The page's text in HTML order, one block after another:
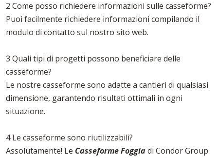
2 Come posso richiedere informazioni sulle casseforme?
Puoi facilmente richiedere informazioni compilando il
modulo di contatto sul nostro sito web.
3 Quali tipi di progetti possono beneficiare delle
casseforme?
Le nostre casseforme sono adatte a cantieri di qualsiasi
dimensione, garantendo risultati ottimali in ogni
situazione.
4 Le casseforme sono riutilizzabili?
Assolutamente! Le Casseforme Foggiadi Condor Group